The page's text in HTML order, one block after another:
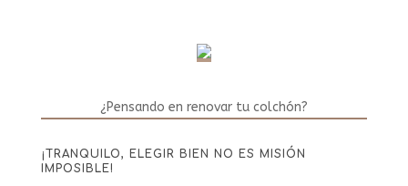
¿Pensando en renovar tu colchón?
¡TRANQUILO, ELEGIR BIEN NO ES MISIÓN
IMPOSIBLE!